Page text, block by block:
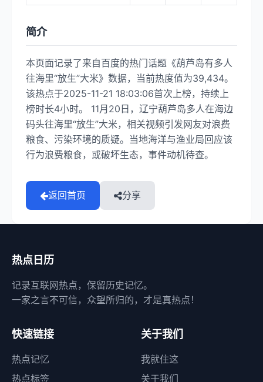
简介
本页面记录了来自百度的热门话题《葫芦岛有多人
往海里“放生”大米》数据，当前热度值为39,434。
该热点于2025-11-21 18:03:06首次上榜，持续上
榜时长4小时。 11月20日，辽宁葫芦岛多人在海边
码头往海里“放生”大米，相关视频引发网友对浪费
粮食、污染环境的质疑。当地海洋与渔业局回应该
行为浪费粮食，或破坏生态，事件动机待查。
返回首页 分享
热点日历
记录互联网热点，保留历史记忆。
一家之言不可信，众望所归的，才是真热点！
快速链接
热点记忆
热点标签
关于我们
我就住这
关于我们